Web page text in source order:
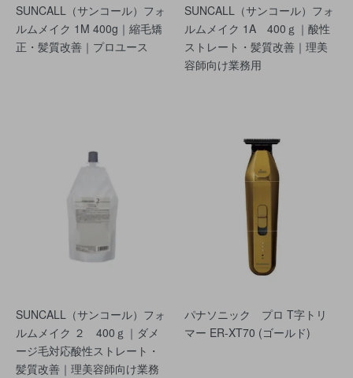
SUNCALL（サンコール）フォ
ルムメイク 1M 400g｜縮毛矯
正・髪質改善｜プロユース
SUNCALL（サンコール）フォ
ルムメイク 1A 400ｇ｜酸性
ストレート・髪質改善｜理美
容師向け業務用
SUNCALL（サンコール）フォ
ルムメイク ２ 400ｇ｜ダメ
ージ毛対応酸性ストレート・
髪質改善｜理美容師向け業務
パナソニック プロ T字トリ
マー ER-XT70 (ゴールド)